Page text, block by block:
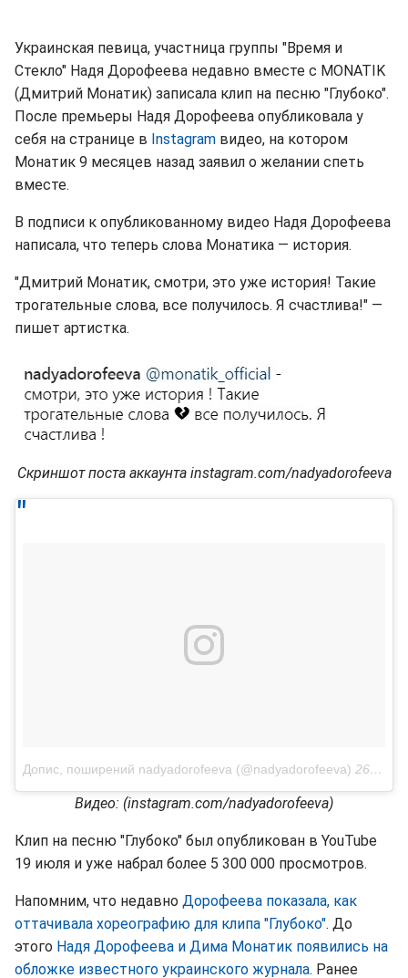
Украинская певица, участница группы "Время и
Стекло" Надя Дорофеева недавно вместе с MONATIK
(Дмитрий Монатик) записала клип на песню "Глубоко".
После премьеры Надя Дорофеева опубликовала у
себя на странице в Instagram видео, на котором
Монатик 9 месяцев назад заявил о желании спеть
вместе.
В подписи к опубликованному видео Надя Дорофеева
написала, что теперь слова Монатика — история.
"Дмитрий Монатик, смотри, это уже история! Такие
трогательные слова, все получилось. Я счастлива!" —
пишет артистка.
Скриншот поста аккаунта instagram.com/nadyadorofeeva
Допис, поширений nadyadorofeeva (@nadyadorofeeva) 26 Лип 2018 р. о 6:44 PDT
Видео: (instagram.com/nadyadorofeeva)
Клип на песню "Глубоко" был опубликован в YouTube
19 июля и уже набрал более 5 300 000 просмотров.
Напомним, что недавно Дорофеева показала, как
оттачивала хореографию для клипа "Глубоко". До
этого Надя Дорофеева и Дима Монатик появились на
обложке известного украинского журнала. Ранее